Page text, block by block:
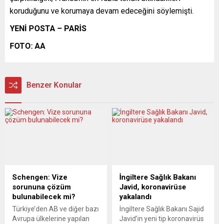
koruduğunu ve korumaya devam edeceğini söylemişti.
YENİ POSTA – PARİS
FOTO: AA
Benzer Konular
Schengen: Vize
sorununa çözüm
bulunabilecek mi?
Türkiye’den AB ve diğer bazı
Avrupa ülkelerine yapılan
İngiltere Sağlık Bakanı
Javid, koronavirüse
yakalandı
İngiltere Sağlık Bakanı Sajid
Javid’in yeni tip koronavirüs